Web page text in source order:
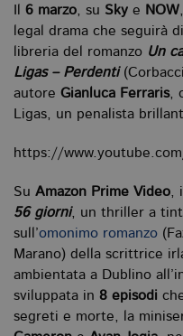
6 marzo, su Sky e NOW
legal drama che seguirà
libreria del romanzo Un
Ligas – Perdenti
autore Gianluca Ferraris,
Ligas, un penalista
https://
Su Amazon Prime Video, il
56 giorni, un thriller a
sull’omonimo romanzo
Marano) della scrittrice
ambientata a Dublino
sviluppata in 8 episodi
segreti e morte, la